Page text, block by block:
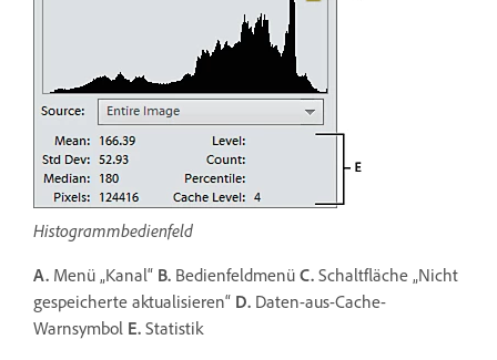
Histogrammbedienfeld
A. Menü „Kanal“ B. Bedienfeldmenü C. Schaltfläche „Nicht
gespeicherte aktualisieren“ D. Daten-aus-Cache-
Warnsymbol E. Statistik